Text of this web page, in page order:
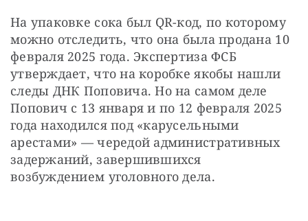
На упаковке сока был QR-код, по которому
можно отследить, что она была продана 10
февраля 2025 года. Экспертиза ФСБ
утверждает, что на коробке якобы нашли
следы ДНК Поповича. Но на самом деле
Попович с 13 января и по 12 февраля 2025
года находился под «карусельными
арестами» — чередой административных
задержаний, завершившихся
возбуждением уголовного дела.